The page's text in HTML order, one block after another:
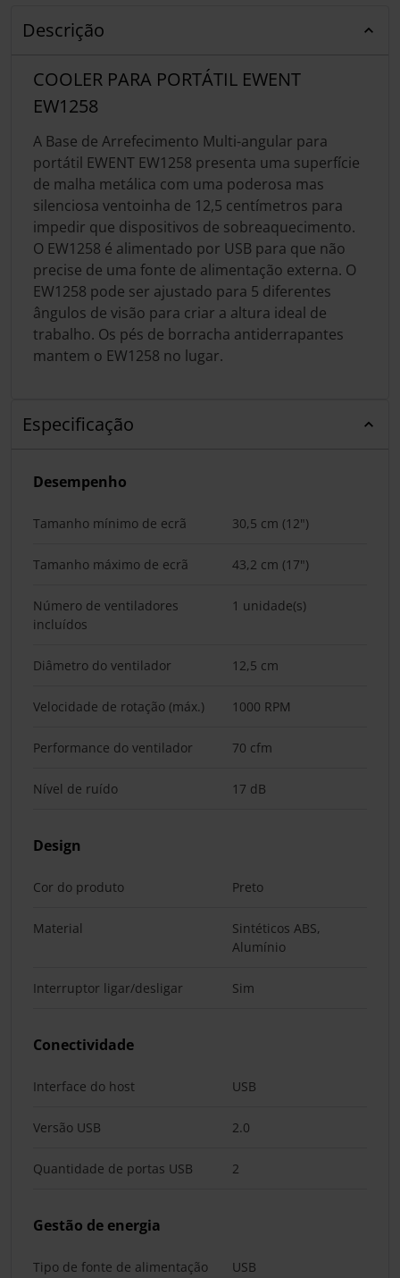
Descrição
COOLER PARA PORTÁTIL EWENT
EW1258
A Base de Arrefecimento Multi-angular para
portátil EWENT EW1258 presenta uma superfície
de malha metálica com uma poderosa mas
silenciosa ventoinha de 12,5 centímetros para
impedir que dispositivos de sobreaquecimento.
O EW1258 é alimentado por USB para que não
precise de uma fonte de alimentação externa. O
EW1258 pode ser ajustado para 5 diferentes
ângulos de visão para criar a altura ideal de
trabalho. Os pés de borracha antiderrapantes
mantem o EW1258 no lugar.
Especificação
Desempenho
Tamanho mínimo de ecrã 30,5 cm (12")
Tamanho máximo de ecrã 43,2 cm (17")
Número de ventiladores
incluídos
1 unidade(s)
Diâmetro do ventilador 12,5 cm
Velocidade de rotação (máx.) 1000 RPM
Performance do ventilador 70 cfm
Nível de ruído 17 dB
Design
Cor do produto Preto
Material
Sintéticos ABS,
Alumínio
Interruptor ligar/desligar Sim
Conectividade
Interface do host USB
Versão USB 2.0
Quantidade de portas USB 2
Gestão de energia
Tipo de fonte de alimentação USB